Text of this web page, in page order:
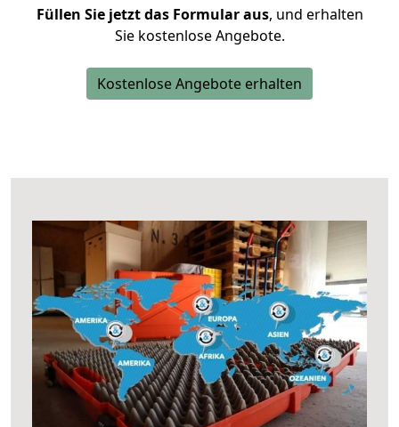
Füllen Sie jetzt das Formular aus, und erhalten
Sie kostenlose Angebote.
Kostenlose Angebote erhalten